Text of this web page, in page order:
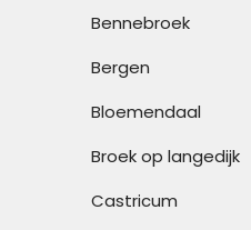
Bennebroek
Bergen
Bloemendaal
Broek op langedijk
Castricum